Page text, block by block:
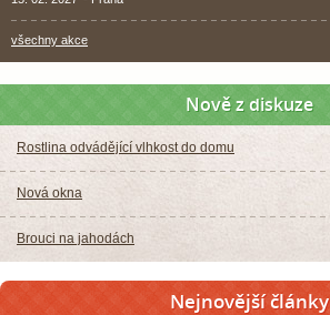
všechny akce
Nově z diskuze
Rostlina odvádějící vlhkost do domu
Nová okna
Brouci na jahodách
Nejnovější články